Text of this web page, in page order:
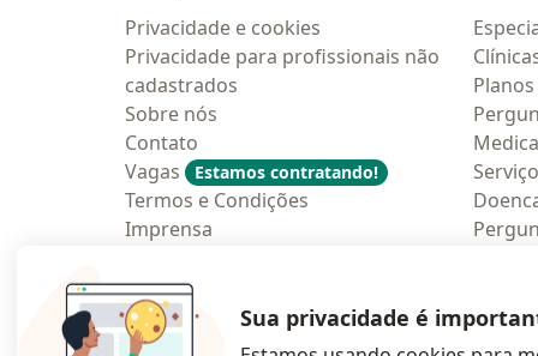
Privacidade e cookies
Privacidade para profissionais não
cadastrados
Sobre nós
Contato
Vagas
Estamos contratando!
Termos e Condições
Imprensa
Sua privacidade é